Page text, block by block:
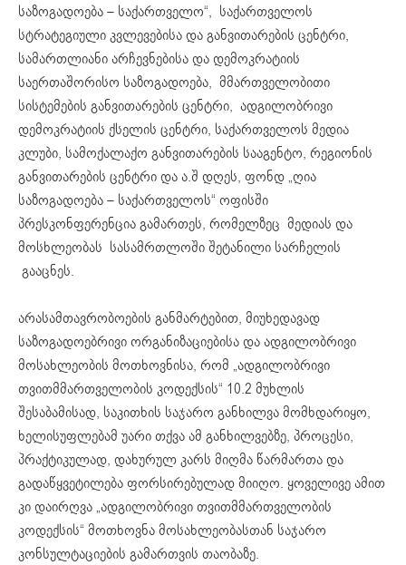
საზოგადოება – საქართველო“, საქართველოს
სტრატეგიული კვლევებისა და განვითარების ცენტრი,
სამართლიანი არჩევნებისა და დემოკრატიის
საერთაშორისო საზოგადოება, მმართველობითი
სისტემების განვითარების ცენტრი, ადგილობრივი
დემოკრატიის ქსელის ცენტრი, საქართველოს მედია
კლუბი, სამოქალაქო განვითარების სააგენტო, რეგიონის
განვითარების ცენტრი და ა.შ დღეს, ფონდ „ღია
საზოგადოება – საქართველოს“ ოფისში
პრესკონფერენცია გამართეს, რომელზეც მედიას და
მოსხლეობას სასამრთლოში შეტანილი სარჩელის
გააცნეს.
არასამთავრობოების განმარტებით, მიუხედავად
საზოგადოებრივი ორგანიზაციებისა და ადგილობრივი
მოსახლეობის მოთხოვნისა, რომ „ადგილობრივი
თვითმმართველობის კოდექსის“ 10.2 მუხლის
შესაბამისად, საკითხის საჯარო განხილვა მომხდარიყო,
ხელისუფლებამ უარი თქვა ამ განხილვებზე, პროცესი,
პრაქტიკულად, დახურულ კარს მიღმა წარმართა და
გადაწყვეტილება ფორსირებულად მიიღო. ყოველივე ამით
კი დაირღვა „ადგილობრივი თვითმმართველობის
კოდექსის“ მოთხოვნა მოსახლეობასთან საჯარო
კონსულტაციების გამართვის თაობაზე.